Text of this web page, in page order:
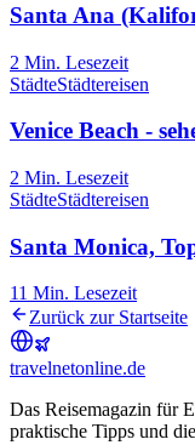
Santa Ana
2 Min. Lesezeit
StädteStädtereisen
Venice Beach -
2 Min. Lesezeit
StädteStädtereisen
Santa Monica,
11 Min. Lesezeit
Zurück zur Startseite
travelnetonline.de
Das Reisemagazin für
praktische Tipps und